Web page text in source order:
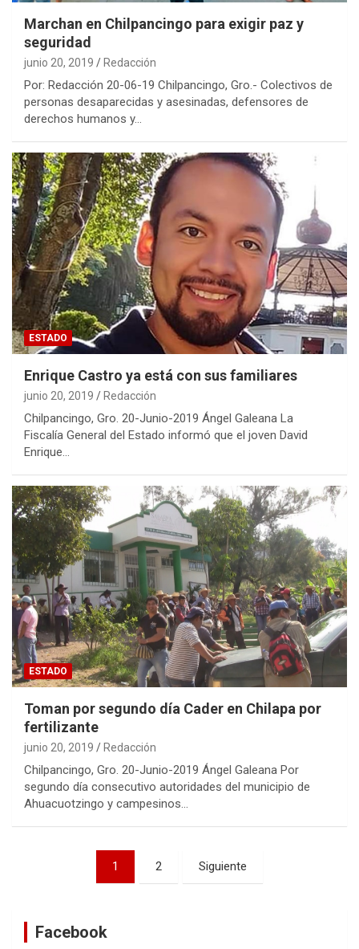
Marchan en Chilpancingo para exigir paz y
seguridad
junio 20, 2019 Redacción
Por: Redacción 20-06-19 Chilpancingo, Gro.- Colectivos de
personas desaparecidas y asesinadas, defensores de
derechos humanos y…
ESTADO
Enrique Castro ya está con sus familiares
junio 20, 2019 Redacción
Chilpancingo, Gro. 20-Junio-2019 Ángel Galeana La
Fiscalía General del Estado informó que el joven David
Enrique…
ESTADO
Toman por segundo día Cader en Chilapa por
fertilizante
junio 20, 2019 Redacción
Chilpancingo, Gro. 20-Junio-2019 Ángel Galeana Por
segundo día consecutivo autoridades del municipio de
Ahuacuotzingo y campesinos…
Navegación
1 2 Siguiente
Facebook